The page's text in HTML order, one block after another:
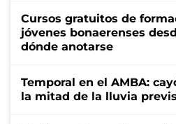
Cursos gratuitos de
jóvenes bonaerenses
dónde anotarse
Temporal en el AMBA:
la mitad de la lluvia